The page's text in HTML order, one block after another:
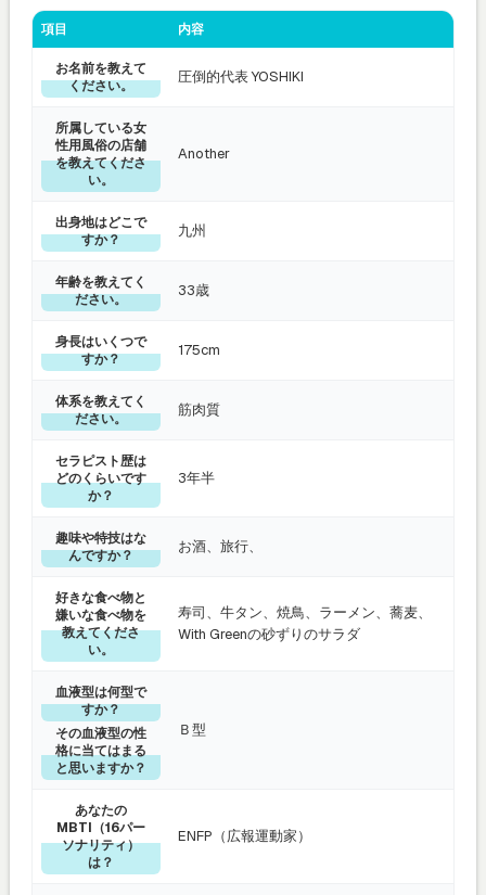
項目 内容
お名前を教えて
ください。
圧倒的代表 YOSHIKI
所属している女
性用風俗の店舗
を教えてくださ
い。
Another
出身地はどこで
すか？
九州
年齢を教えてく
ださい。
33歳
身長はいくつで
すか？
175cm
体系を教えてく
ださい。
筋肉質
セラピスト歴は
どのくらいです
か？
3年半
趣味や特技はな
んですか？
お酒、旅行、
好きな食べ物と
嫌いな食べ物を
教えてくださ
い。
寿司、牛タン、焼鳥、ラーメン、蕎麦、
With Greenの砂ずりのサラダ
血液型は何型で
すか？
その血液型の性
格に当てはまる
と思いますか？
Ｂ型
あなたの
MBTI（16パー
ソナリティ）
は？
ENFP（広報運動家）